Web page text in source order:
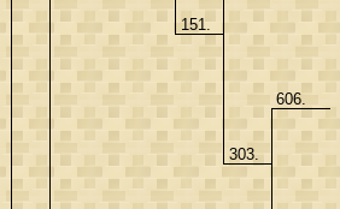
151.
303.
606.